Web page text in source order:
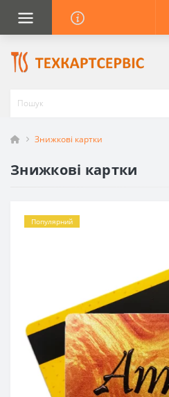
Знижкові картки
Знижкові картки
Популярний